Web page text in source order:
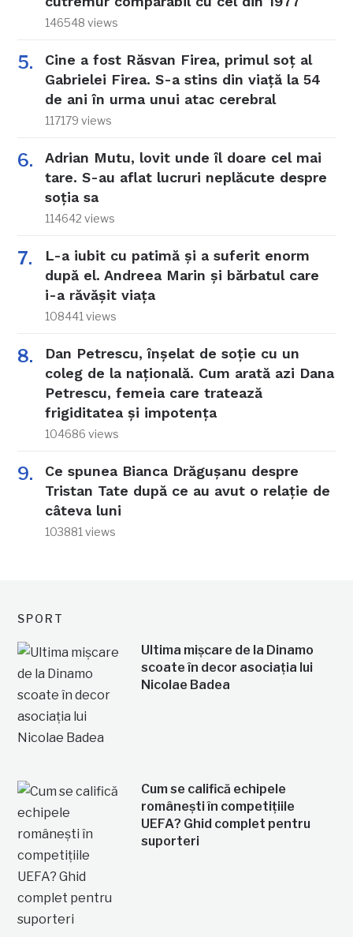
146548 views
Cine a fost Răsvan Firea, primul soț al
Gabrielei Firea. S-a stins din viață la 54
de ani în urma unui atac cerebral
117179 views
Adrian Mutu, lovit unde îl doare cel mai
tare. S-au aflat lucruri neplăcute despre
soția sa
114642 views
L-a iubit cu patimă și a suferit enorm
după el. Andreea Marin și bărbatul care
i-a răvășit viața
108441 views
Dan Petrescu, înșelat de soție cu un
coleg de la națională. Cum arată azi Dana
Petrescu, femeia care tratează
frigiditatea și impotența
104686 views
Ce spunea Bianca Drăgușanu despre
Tristan Tate după ce au avut o relație de
câteva luni
103881 views
SPORT
Ultima mișcare de la Dinamo
scoate în decor asociația lui
Nicolae Badea
Cum se califică echipele
românești în competițiile
UEFA? Ghid complet pentru
suporteri